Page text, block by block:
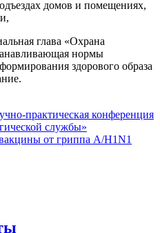
домов и помещениях,
глава «Охрана
нормы
здорового образа
практическая конференция
службы»
от гриппа A/H1N1